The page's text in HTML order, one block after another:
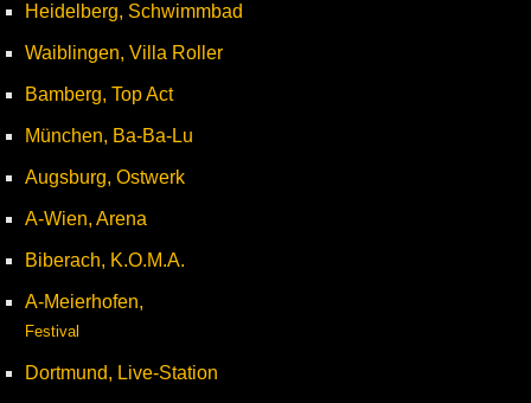
Heidelberg, Schwimmbad
Waiblingen, Villa Roller
Bamberg, Top Act
München, Ba-Ba-Lu
Augsburg, Ostwerk
A-Wien, Arena
Biberach, K.O.M.A.
A-Meierhofen,
Festival
Dortmund, Live-Station